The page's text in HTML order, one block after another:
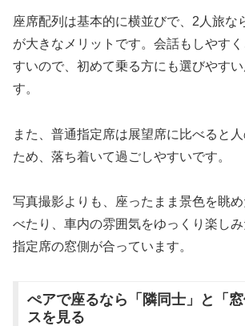
座席配列は基本的に横並びで、2人旅な
が大きなメリットです。会話もしやす
すいので、初めて乗る方にも選びやす
す。
また、普通指定席は展望席に比べると
ため、落ち着いて過ごしやすいです。
写真撮影よりも、座ったまま景色を眺
べたり、車内の雰囲気をゆっくり楽し
指定席の窓側が合っています。
ぺアで座るなら「隣同士」と「
スを見る